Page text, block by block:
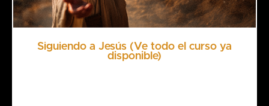
Siguiendo a Jesús (Ve todo el curso ya
disponible)